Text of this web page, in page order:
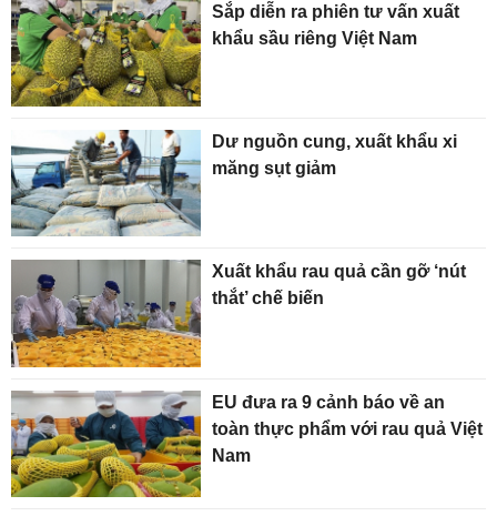
Sắp diễn ra phiên tư vấn xuất
khẩu sầu riêng Việt Nam
Dư nguồn cung, xuất khẩu xi
măng sụt giảm
Xuất khẩu rau quả cần gỡ ‘nút
thắt’ chế biến
EU đưa ra 9 cảnh báo về an
toàn thực phẩm với rau quả Việt
Nam